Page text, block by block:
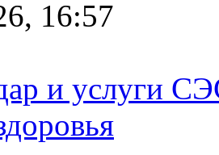
16:57
и услуги